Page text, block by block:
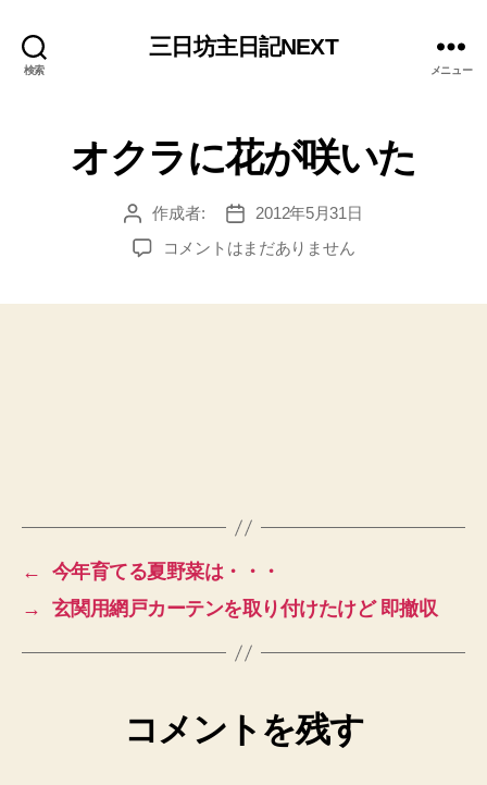
検索
三日坊主日記NEXT
メニュー
オクラに花が咲いた
投
稿
者
作成者:
投
稿
日
2012年5月31日
オ
コメントはまだありません
←
今年育てる夏野菜は・・・
→
玄関用網戸カーテンを取り付けたけど 即撤収
コメントを残す